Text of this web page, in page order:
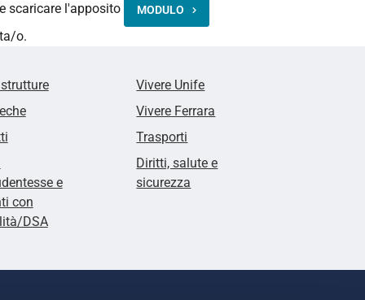
scaricare l'apposito MODULO
o.
e
con
DSA
Vivere Unife
Vivere Ferrara
Trasporti
Diritti, salute e
sicurezza